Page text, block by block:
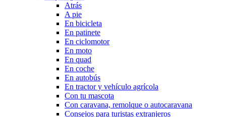
Atrás
A pie
En bicicleta
En patinete
En ciclomotor
En moto
En quad
En coche
En autobús
En tractor y vehículo agrícola
Con tu mascota
Con caravana, remolque o autocaravana
Consejos para turistas extranjeros